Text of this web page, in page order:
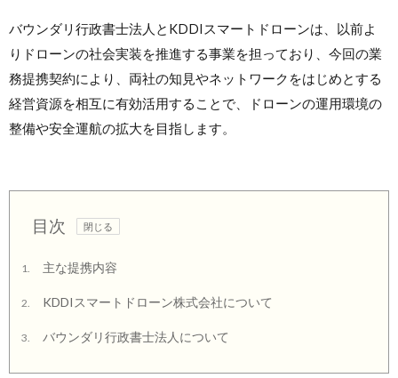
バウンダリ行政書士法人とKDDIスマートドローンは、以前よ
りドローンの社会実装を推進する事業を担っており、今回の業
務提携契約により、両社の知見やネットワークをはじめとする
経営資源を相互に有効活用することで、ドローンの運用環境の
整備や安全運航の拡大を目指します。
目次
1. 主な提携内容
2. KDDIスマートドローン株式会社について
3. バウンダリ行政書士法人について